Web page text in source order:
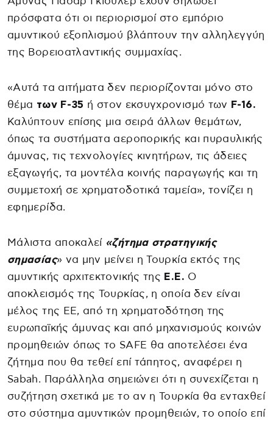
πρόσφατα ότι οι περιορισμοί στο εμπόριο
αμυντικού εξοπλισμού βλάπτουν την αλληλεγγύη
της Βορειοατλαντικής συμμαχίας.
«Αυτά τα αιτήματα δεν περιορίζονται μόνο στο
θέμα των F-35 ή στον εκσυγχρονισμό των F-16.
Καλύπτουν επίσης μια σειρά άλλων θεμάτων,
όπως τα συστήματα αεροπορικής και πυραυλικής
άμυνας, τις τεχνολογίες κινητήρων, τις άδειες
εξαγωγής, τα μοντέλα κοινής παραγωγής και τη
συμμετοχή σε χρηματοδοτικά ταμεία», τονίζει η
εφημερίδα.
Μάλιστα αποκαλεί«ζήτημα στρατηγικής
σημασίας» να μην μείνει η Τουρκία εκτός της
αμυντικής αρχιτεκτονικής της Ε.Ε. Ο
αποκλεισμός της Τουρκίας, η οποία δεν είναι
μέλος της ΕΕ, από τη χρηματοδότηση της
ευρωπαϊκής άμυνας και από μηχανισμούς κοινών
προμηθειών όπως το SAFE θα αποτελέσει ένα
ζήτημα που θα τεθεί επί τάπητος, αναφέρει η
Sabah. Παράλληλα σημειώνει ότι η συνεχίζεται η
συζήτηση σχετικά με το αν η Τουρκία θα ενταχθεί
στο σύστημα αμυντικών προμηθειών, το οποίο επί